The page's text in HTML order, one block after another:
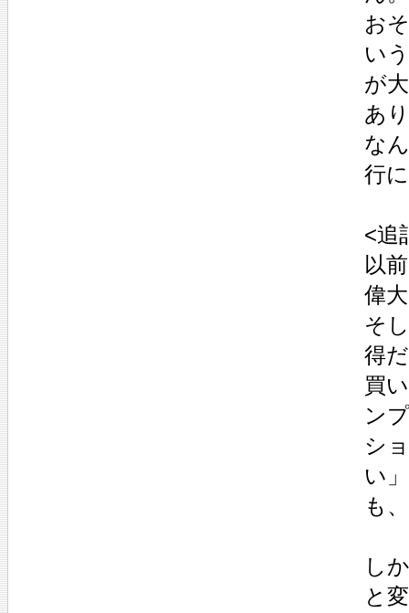
お
い
が
あ
な
行
<追
以
偉
そ
得
買
ン
シ
い
も
し
と